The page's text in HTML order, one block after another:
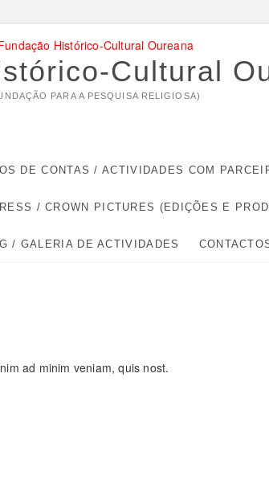
Cultural
PARA A PESQUISA RELIGIOSA)
DE CONTAS / ACTIVIDADES COM
/ CROWN PICTURES (EDIÇÕES E
/ GALERIA DE ACTIVIDADES
ad minim veniam, quis nost.